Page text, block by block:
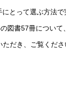
とって選ぶ方法で
書57冊につい
だき、ご覧くださ